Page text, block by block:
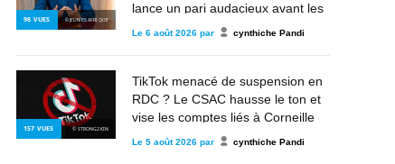
98 VUES © JEUNES AFRIQUE
lance un pari audacieux avant les
éliminatoires
Le 6 août 2026 par cynthiche Pandi
157 VUES © STRONG2KIN
TikTok menacé de suspension en
RDC ? Le CSAC hausse le ton et
vise les comptes liés à Corneille
Nangaa, au M23 et à l’AFC
Le 5 août 2026 par cynthiche Pandi